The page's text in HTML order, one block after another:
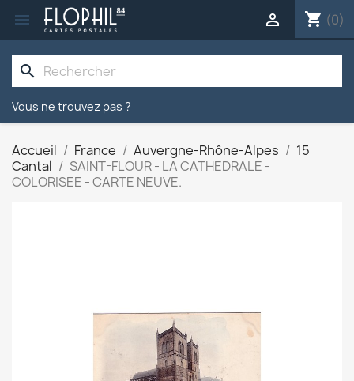
 shopping_cart (0)

search
Vous ne trouvez pas ?
Accueil France Auvergne-Rhône-Alpes
15
Cantal
SAINT-FLOUR - LA CATHEDRALE -
COLORISEE - CARTE NEUVE.